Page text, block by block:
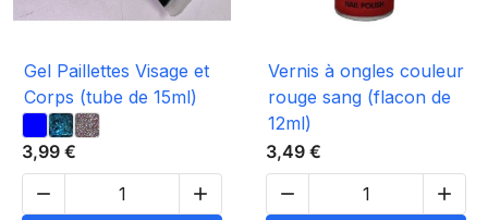
Gel Paillettes Visage et
Corps (tube de 15ml)
3,99 €


Vernis à ongles couleur
rouge sang (flacon de
12ml)
3,49 €

